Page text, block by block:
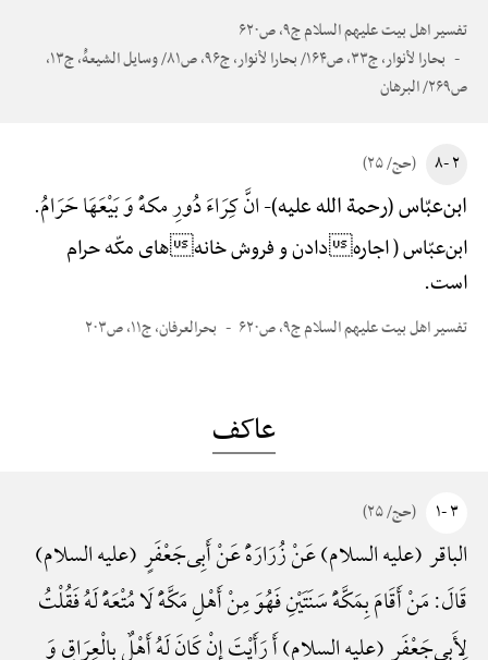
تفسیر اهل بیت علیهم السلام ج۹، ص۶۲۰
بحارا لأنوار، ج۳۳، ص۱۶۴/ بحارا لأنوار، ج۹۶، ص۸۱/ وسایل الشیعهًْ، ج۱۳،
ص۲۶۹/ البرهان
۲ -۸ (حج/ ۲۵)
ابن‌عبّاس (رحمة الله علیه)-انَّ کِرَاءَ دُورِ مکهًْ وَ بَیْعَهَا حَرَامُ.
ابن‌عبّاس ( اجارهدادن و فروش خانههای مکّه حرام
است.
تفسیر اهل بیت علیهم السلام ج۹، ص۶۲۰ بحرالعرفان، ج۱۱، ص۲۰۳
عاکف
۳ -۱ (حج/ ۲۵)
الباقر (علیه السلام) عَنْ زُرَارَهًَْ عَنْ أَبِی‌جَعْفَرٍ (علیه السلام)
قَالَ: مَنْ أَقَامَ بِمَکَّهًَْ سَنَتَیْنِ فَهُوَ مِنْ أَهْلِ مَکَّهًَْ لَا مُتْعَهًَْ لَهُ فَقُلْتُ